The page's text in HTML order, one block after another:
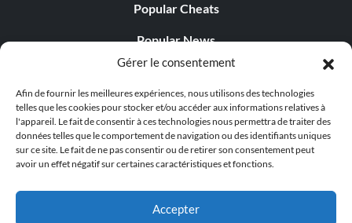
Gérer le consentement
Afin de fournir les meilleures expériences, nous utilisons des technologies
telles que les cookies pour stocker et/ou accéder aux informations relatives à
l'appareil. Le fait de consentir à ces technologies nous permettra de traiter des
données telles que le comportement de navigation ou des identifiants uniques
sur ce site. Le fait de ne pas consentir ou de retirer son consentement peut
avoir un effet négatif sur certaines caractéristiques et fonctions.
Accepter
Popular Cheats
Popular News
Popular Editorials
Popular Free Games
LATEST UPDATES